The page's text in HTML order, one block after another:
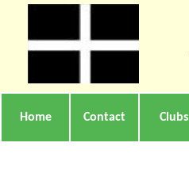
Home Contact Clubs